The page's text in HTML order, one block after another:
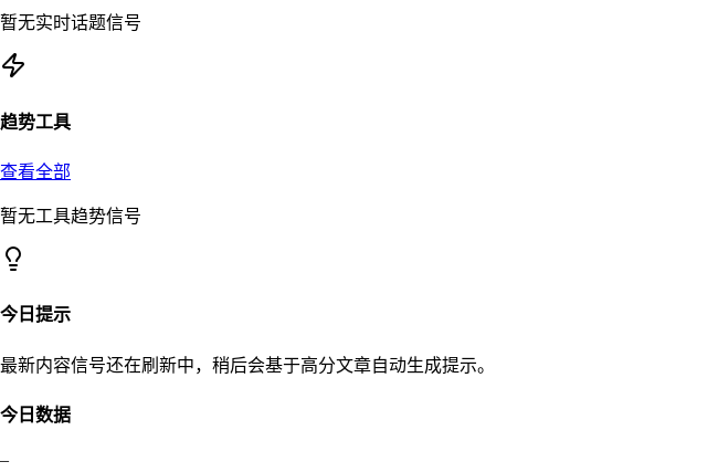
暂无实时话题信号
趋势工具
查看全部
暂无工具趋势信号
今日提示
最新内容信号还在刷新中，稍后会基于高分文章自动生成提示。
今日数据
–